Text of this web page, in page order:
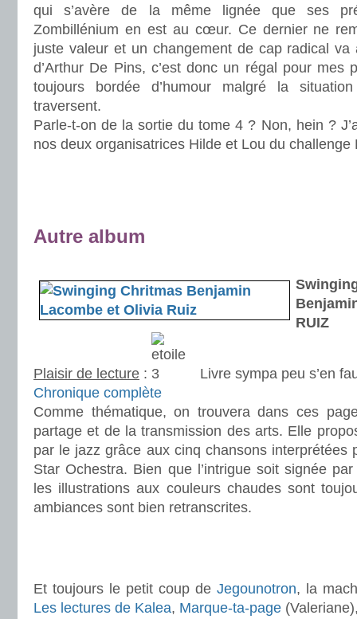
qui s’avère de la même lignée que ses
Zombillénium en est au cœur. Ce dernier ne
juste valeur et un changement de cap radical va
d’Arthur De Pins, c’est donc un régal pour mes
toujours bordée d’humour malgré la
traversent.
Parle-t-on de la sortie du tome 4 ? Non, hein ?
nos deux organisatrices Hilde et Lou du challenge
Autre album
RUIZ
Plaisir de lecture :
Livre sympa peu s’en
Chronique complète
Comme thématique, on trouvera dans ces
partage et de la transmission des arts. Elle
par le jazz grâce aux cinq chansons interprétées
Star Ochestra. Bien que l’intrigue soit signée
les illustrations aux couleurs chaudes sont
ambiances sont bien retranscrites.
Et toujours le petit coup de Jegounotron, la
Les lectures de Kalea, Marque-ta-page